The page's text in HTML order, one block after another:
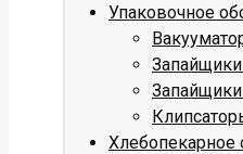
Упаковочное
Хлебопекарное